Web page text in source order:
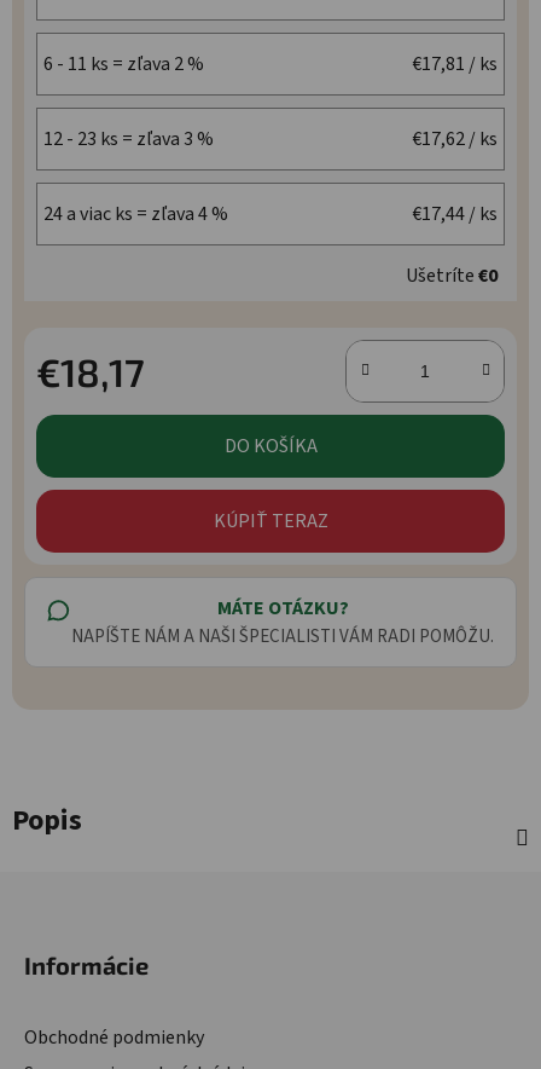
6 - 11 ks = zľava 2 % €17,81 / ks
12 - 23 ks = zľava 3 % €17,62/ ks
24 a viac ks = zľava 4 % €17,44/ ks
Ušetríte€0
€18,17
Jednotková cena:
DO KOŠÍKA
KÚPIŤ TERAZ
MÁTE OTÁZKU?
NAPÍŠTE NÁM A NAŠI ŠPECIALISTI VÁM RADI POMÔŽU.
Popis
Informácie
Obchodné podmienky